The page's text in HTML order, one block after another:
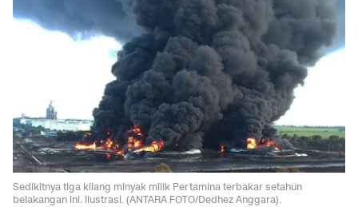
Sedikitnya tiga kilang minyak milik Pertamina terbakar setahun
belakangan ini. Ilustrasi. (ANTARA FOTO/Dedhez Anggara).